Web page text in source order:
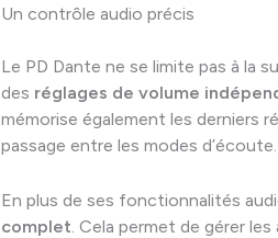
Un contrôle audio précis
Le PD Dante ne se limite pas à la
des réglages de volume
mémorise également les derniers
passage entre les modes d’écoute.
En plus de ses fonctionnalités
complet . Cela permet de gérer